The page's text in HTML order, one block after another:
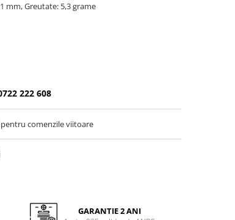
mm, Greutate: 5,3 grame
222 608
pentru comenzile viitoare
GARANTIE 2 ANI